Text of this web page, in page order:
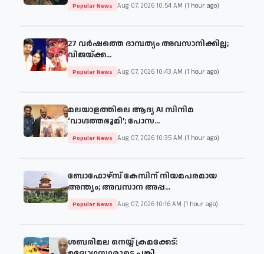
Popular News Aug 07, 2026 10:54 AM (1 hour ago)
27 വർഷത്തെ ദാമ്പത്യം അവസാനിക്കില്ല;
വിജയ്‌ക്ക...
Popular News Aug 07, 2026 10:43 AM (1 hour ago)
മലയാളത്തിലെ ആദ്യ AI സിനിമ
‘വാഗ്ദത്തഭൂമി’; പോസ...
Popular News Aug 07, 2026 10:35 AM (1 hour ago)
ബോഫോഴ്സ് കേസിന് നിയമപരമായ
അന്ത്യം; അവസാന അപ്പ...
Popular News Aug 07, 2026 10:16 AM (1 hour ago)
ശബരിമല നെയ്യ് ക്രമക്കേട്: